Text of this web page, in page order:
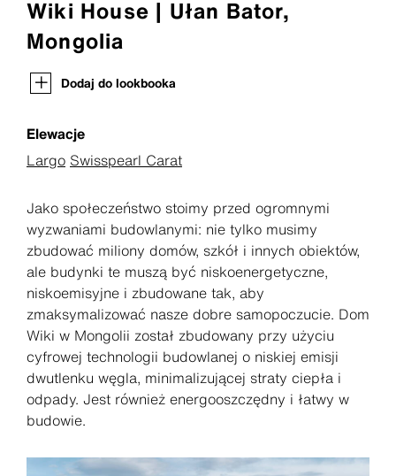
Wiki House | Ułan Bator,
Mongolia
Dodaj do lookbooka
Elewacje
Largo Swisspearl Carat
Jako społeczeństwo stoimy przed ogromnymi
wyzwaniami budowlanymi: nie tylko musimy
zbudować miliony domów, szkół i innych obiektów,
ale budynki te muszą być niskoenergetyczne,
niskoemisyjne i zbudowane tak, aby
zmaksymalizować nasze dobre samopoczucie. Dom
Wiki w Mongolii został zbudowany przy użyciu
cyfrowej technologii budowlanej o niskiej emisji
dwutlenku węgla, minimalizującej straty ciepła i
odpady. Jest również energooszczędny i łatwy w
budowie.